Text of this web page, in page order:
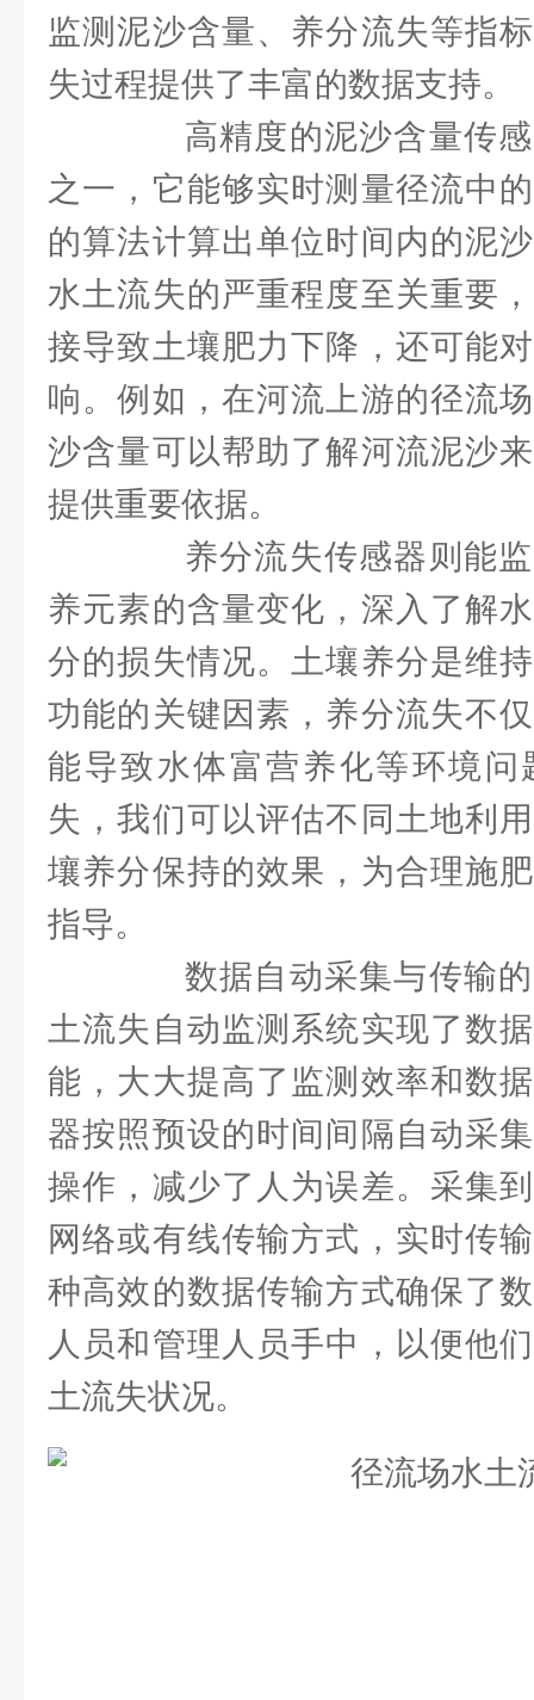
监测泥沙含量、养分流失等指
失过程提供了丰富的数据支持。
高精度的泥沙含量传感
之一，它能够实时测量径流中
的算法计算出单位时间内的泥
水土流失的严重程度至关重要
接导致土壤肥力下降，还可能
响。例如，在河流上游的径流
沙含量可以帮助了解河流泥沙
提供重要依据。
养分流失传感器则能监
养元素的含量变化，深入了解
分的损失情况。土壤养分是维
功能的关键因素，养分流失不
能导致水体富营养化等环境问
失，我们可以评估不同土地利
壤养分保持的效果，为合理施
指导。
数据自动采集与传输的
土流失自动监测系统实现了数
能，大大提高了监测效率和数
器按照预设的时间间隔自动采
操作，减少了人为误差。采集
网络或有线传输方式，实时传
种高效的数据传输方式确保了
人员和管理人员手中，以便他
土流失状况。